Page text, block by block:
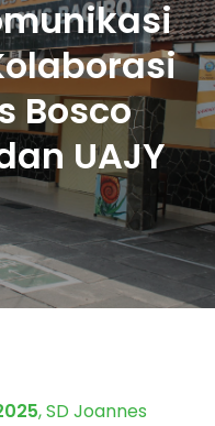
Bosco
UAJY
, SD Joannes